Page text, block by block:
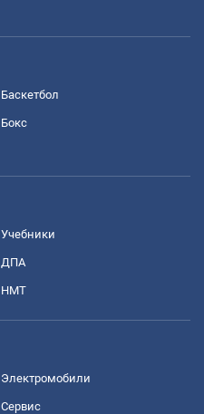
Баскетбол
Бокс
Учебники
ДПА
НМТ
Электромобили
Сервис